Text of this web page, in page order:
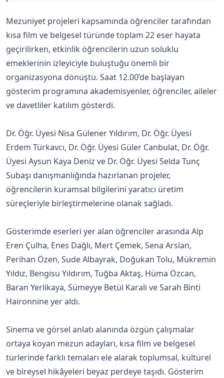
Mezuniyet projeleri kapsamında öğrenciler tarafından
kısa film ve belgesel türünde toplam 22 eser hayata
geçirilirken, etkinlik öğrencilerin uzun soluklu
emeklerinin izleyiciyle buluştuğu önemli bir
organizasyona dönüştü. Saat 12.00’de başlayan
gösterim programına akademisyenler, öğrenciler, aileler
ve davetliler katılım gösterdi.
Dr. Öğr. Üyesi Nisa Gülener Yıldırım, Dr. Öğr. Üyesi
Erdem Türkavcı, Dr. Öğr. Üyesi Güler Canbulat, Dr. Öğr.
Üyesi Aysun Kaya Deniz ve Dr. Öğr. Üyesi Selda Tunç
Subaşı danışmanlığında hazırlanan projeler,
öğrencilerin kuramsal bilgilerini yaratıcı üretim
süreçleriyle birleştirmelerine olanak sağladı.
Gösterimde eserleri yer alan öğrenciler arasında Alp
Eren Çulha, Enes Dağlı, Mert Çemek, Sena Arslan,
Perihan Özen, Sude Albayrak, Doğukan Tolu, Mükremin
Yıldız, Bengisu Yıldırım, Tuğba Aktaş, Hüma Özcan,
Baran Yerlikaya, Sümeyye Betül Karali ve Sarah Binti
Haironnine yer aldı.
Sinema ve görsel anlatı alanında özgün çalışmalar
ortaya koyan mezun adayları, kısa film ve belgesel
türlerinde farklı temaları ele alarak toplumsal, kültürel
ve bireysel hikâyeleri beyaz perdeye taşıdı. Gösterim